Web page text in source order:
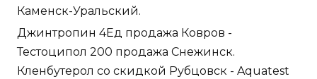
Каменск-Уральский.
Джинтропин 4Ед продажа Ковров -
Тестоципол 200 продажа Снежинск.
Кленбутерол со скидкой Рубцовск - Aquatest